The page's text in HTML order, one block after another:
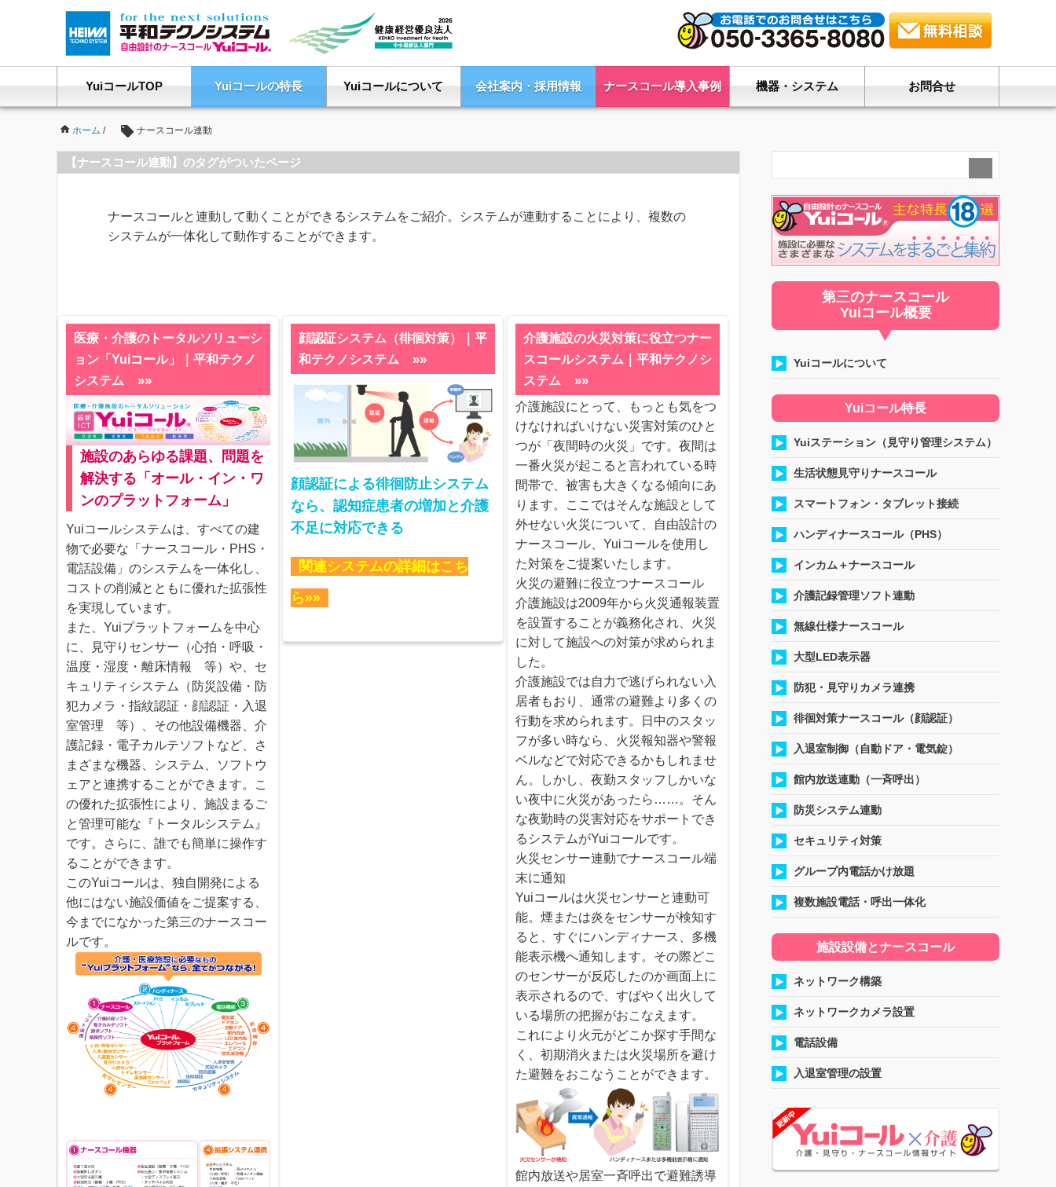
YuiコールTOP Yuiコールの特長 Yuiコールについて 会社案内・採用情報 ナースコール導入事例 機器・システム お問合せ
ホーム / ナースコール連動
【ナースコール連動】のタグがついたページ
ナースコールと連動して動くことができるシステムをご紹介。システムが連動することにより、複数の
システムが一体化して動作することができます。
医療・介護のトータルソリューシ
ョン「Yuiコール」｜平和テクノ
システム
»»
施設のあらゆる課題、問題を
解決する「オール・イン・ワ
ンのプラットフォーム」
Yuiコールシステムは、すべての建
物で必要な「ナースコール・PHS・
電話設備」のシステムを一体化し、
コストの削減とともに優れた拡張性
を実現しています。
また、Yuiプラットフォームを中心
に、見守りセンサー（心拍・呼吸・
温度・湿度・離床情報 等）や、セ
キュリティシステム（防災設備・防
犯カメラ・指紋認証・顔認証・入退
室管理 等）、その他設備機器、介
護記録・電子カルテソフトなど、さ
まざまな機器、システム、ソフトウ
ェアと連携することができます。こ
の優れた拡張性により、施設まるご
と管理可能な『トータルシステム』
です。さらに、誰でも簡単に操作す
ることができます。
このYuiコールは、独自開発による
他にはない施設価値をご提案する、
今までになかった第三のナースコー
ルです。
顔認証システム（徘徊対策）｜平
和テクノシステム
»»
顔認証による徘徊防止システム
なら、認知症患者の増加と介護
不足に対応できる
関連システムの詳細はこち
ら»»
介護施設の火災対策に役立つナー
スコールシステム｜平和テクノシ
ステム
»»
介護施設にとって、もっとも気をつ
けなければいけない災害対策のひと
つが「夜間時の火災」です。夜間は
一番火災が起こると言われている時
間帯で、被害も大きくなる傾向にあ
ります。ここではそんな施設として
外せない火災について、自由設計の
ナースコール、Yuiコールを使用し
た対策をご提案いたします。
火災の避難に役立つナースコール
介護施設は2009年から火災通報装置
を設置することが義務化され、火災
に対して施設への対策が求められま
した。
介護施設では自力で逃げられない入
居者もおり、通常の避難より多くの
行動を求められます。日中のスタッ
フが多い時なら、火災報知器や警報
ベルなどで対応できるかもしれませ
ん。しかし、夜勤スタッフしかいな
い夜中に火災があったら……。そん
な夜勤時の災害対応をサポートでき
るシステムがYuiコールです。
火災センサー連動でナースコール端
末に通知
Yuiコールは火災センサーと連動可
能。煙または炎をセンサーが検知す
ると、すぐにハンディナース、多機
能表示機へ通知します。その際どこ
のセンサーが反応したのか画面上に
表示されるので、すばやく出火して
いる場所の把握がおこなえます。
これにより火元がどこか探す手間な
く、初期消火または火災場所を避け
た避難をおこなうことができます。
館内放送や居室一斉呼出で避難誘導
第三のナースコール
Yuiコール概要
Yuiコールについて
Yuiコール特長
Yuiステーション（見守り管理システム）
生活状態見守りナースコール
スマートフォン・タブレット接続
ハンディナースコール（PHS）
インカム＋ナースコール
介護記録管理ソフト連動
無線仕様ナースコール
大型LED表示器
防犯・見守りカメラ連携
徘徊対策ナースコール（顔認証）
入退室制御（自動ドア・電気錠）
館内放送連動（一斉呼出）
防災システム連動
セキュリティ対策
グループ内電話かけ放題
複数施設電話・呼出一体化
施設設備とナースコール
ネットワーク構築
ネットワークカメラ設置
電話設備
入退室管理の設置